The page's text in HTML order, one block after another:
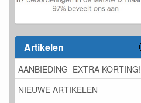
Artikelen
AANBIEDING=EXTRA KORTING!
NIEUWE ARTIKELEN